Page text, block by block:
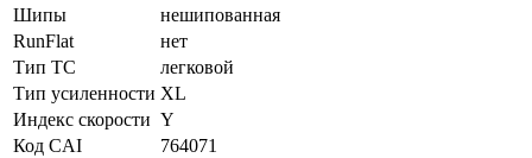
Шипы
нешипованная
RunFlat
нет
Тип ТС
легковой
Тип усиленности XL
Индекс скорости Y
Код CAI
764071